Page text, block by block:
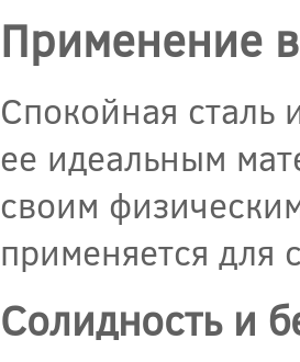
Применение в
Спокойная сталь
ее идеальным
своим
применяется для
Солидность и